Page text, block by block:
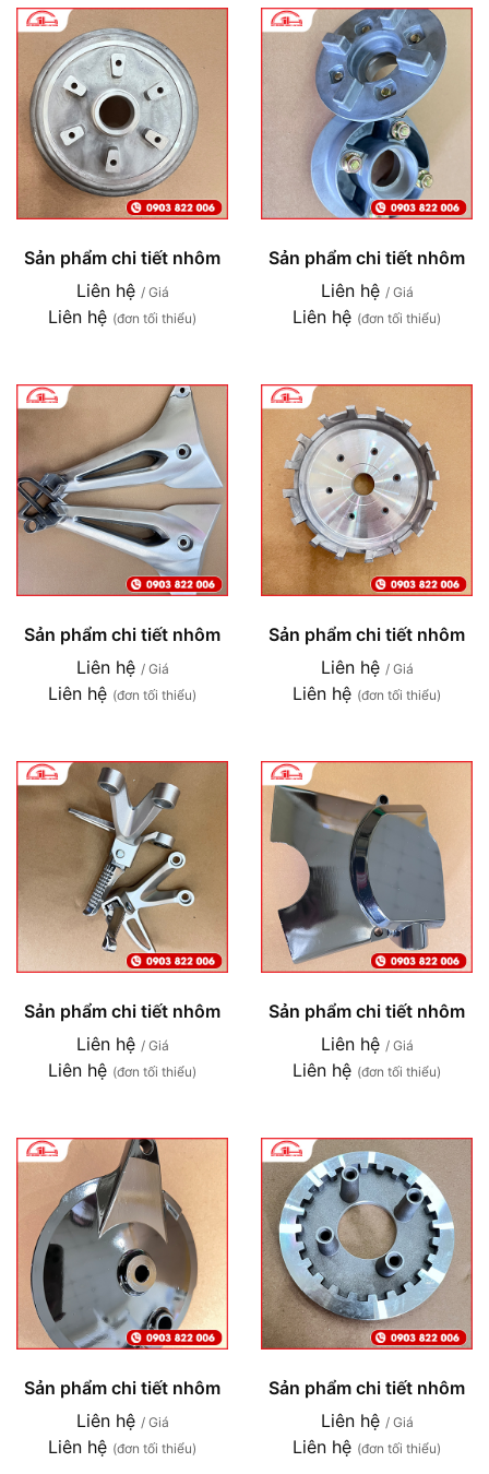
Sản phẩm chi tiết nhôm
Liên hệ / Giá
Liên hệ (đơn tối thiểu)
Sản phẩm chi tiết nhôm
Liên hệ / Giá
Liên hệ (đơn tối thiểu)
Sản phẩm chi tiết nhôm
Liên hệ / Giá
Liên hệ (đơn tối thiểu)
Sản phẩm chi tiết nhôm
Liên hệ / Giá
Liên hệ (đơn tối thiểu)
Sản phẩm chi tiết nhôm
Liên hệ / Giá
Liên hệ (đơn tối thiểu)
Sản phẩm chi tiết nhôm
Liên hệ / Giá
Liên hệ (đơn tối thiểu)
Sản phẩm chi tiết nhôm
Liên hệ / Giá
Liên hệ (đơn tối thiểu)
Sản phẩm chi tiết nhôm
Liên hệ / Giá
Liên hệ (đơn tối thiểu)